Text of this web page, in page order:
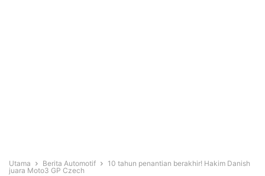
Utama Berita Automotif
10 tahun penantian berakhir! Hakim Danish
juara Moto3 GP Czech